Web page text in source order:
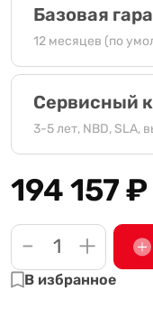
Базовая
12 месяцев (по
Сервисный
3-5 лет, NBD, SLA,
194 157₽
- +
В избранное